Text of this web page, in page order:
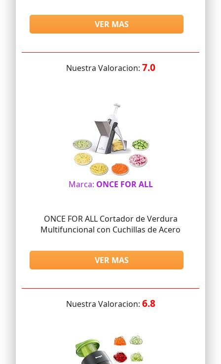
VER MAS
Nuestra Valoracion: 7.0
Marca: ONCE FOR ALL
ONCE FOR ALL Cortador de Verdura
Multifuncional con Cuchillas de Acero
VER MAS
Nuestra Valoracion: 6.8